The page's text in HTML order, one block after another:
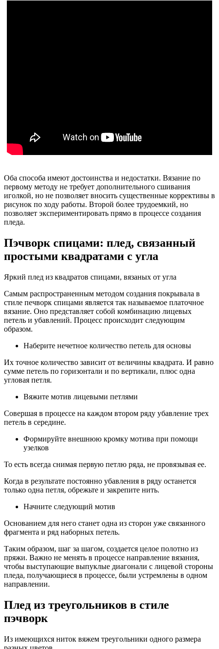
Оба способа имеют достоинства и недостатки. Вязание по
первому методу не требует дополнительного сшивания
иголкой, но не позволяет вносить существенные коррективы в
рисунок по ходу работы. Второй более трудоемкий, но
позволяет экспериментировать прямо в процессе создания
пледа.
Пэчворк спицами: плед, связанный
простыми квадратами с угла
Яркий плед из квадратов спицами, вязаных от угла
Самым распространенным методом создания покрывала в
стиле печворк спицами является так называемое платочное
вязание. Оно представляет собой комбинацию лицевых
петель и убавлений. Процесс происходит следующим
образом.
Наберите нечетное количество петель для основы
Их точное количество зависит от величины квадрата. И равно
сумме петель по горизонтали и по вертикали, плюс одна
угловая петля.
Вяжите мотив лицевыми петлями
Совершая в процессе на каждом втором ряду убавление трех
петель в середине.
Формируйте внешнюю кромку мотива при помощи
узелков
То есть всегда снимая первую петлю ряда, не провязывая ее.
Когда в результате постоянно убавления в ряду останется
только одна петля, обрежьте и закрепите нить.
Начните следующий мотив
Основанием для него станет одна из сторон уже связанного
фрагмента и ряд наборных петель.
Таким образом, шаг за шагом, создается целое полотно из
пряжи. Важно не менять в процессе направление вязания,
чтобы выступающие выпуклые диагонали с лицевой стороны
пледа, получающиеся в процессе, были устремлены в одном
направлении.
Плед из треугольников в стиле
пэчворк
Из имеющихся ниток вяжем треугольники одного размера